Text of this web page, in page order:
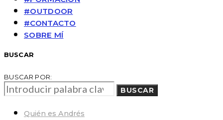
#OUTDOOR
#CONTACTO
SOBRE MÍ
BUSCAR
BUSCAR POR:
BUSCAR
Quién es Andrés